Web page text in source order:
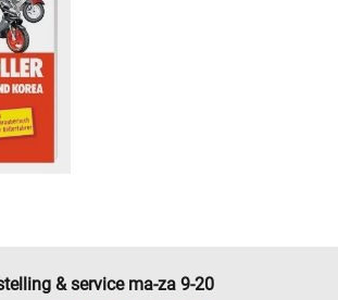
& service ma-za 9-20